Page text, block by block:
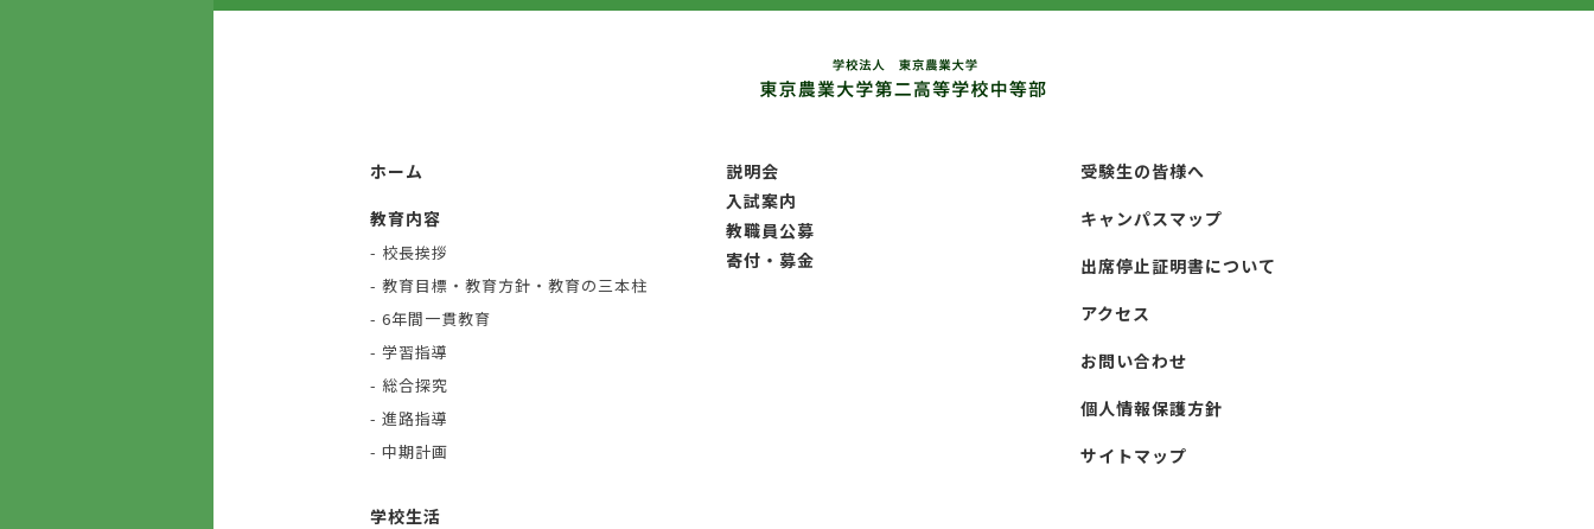
ホーム
教育内容
- 校長挨拶
- 教育目標・教育方針・教育の三本柱
- 6年間一貫教育
- 学習指導
- 総合探究
- 進路指導
- 中期計画
学校生活
説明会
入試案内
教職員公募
寄付・募金
受験生の皆様へ
キャンパスマップ
出席停止証明書について
アクセス
お問い合わせ
個人情報保護方針
サイトマップ